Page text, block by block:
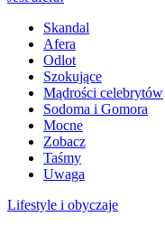
Skandal
Afera
Odlot
Szokujące
Mądrości celebrytów
Sodoma i Gomora
Mocne
Zobacz
Taśmy
Uwaga
Lifestyle i obyczaje